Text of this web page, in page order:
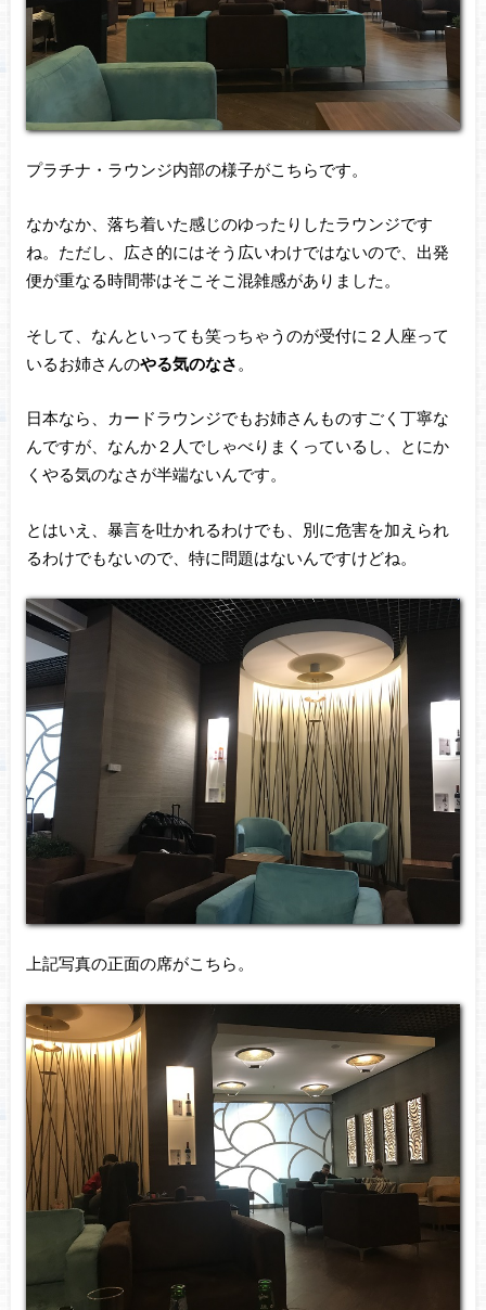
プラチナ・ラウンジ内部の様子がこちらです。
なかなか、落ち着いた感じのゆったりしたラウンジです
ね。ただし、広さ的にはそう広いわけではないので、出発
便が重なる時間帯はそこそこ混雑感がありました。
そして、なんといっても笑っちゃうのが受付に２人座って
いるお姉さんのやる気のなさ 。
日本なら、カードラウンジでもお姉さんものすごく丁寧な
んですが、なんか２人でしゃべりまくっているし、とにか
くやる気のなさが半端ないんです。
とはいえ、暴言を吐かれるわけでも、別に危害を加えられ
るわけでもないので、特に問題はないんですけどね。
上記写真の正面の席がこちら。